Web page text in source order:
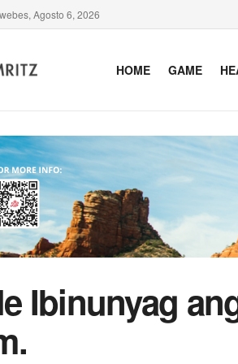
Agosto 6, 2026
HOME GAME
Ibinunyag